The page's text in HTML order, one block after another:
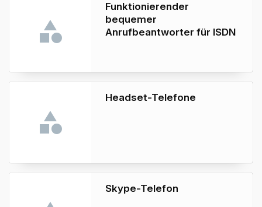
Funktionierender
bequemer
Anrufbeantworter für ISDN
Headset-Telefone
Skype-Telefon